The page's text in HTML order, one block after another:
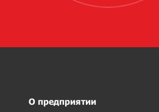
О предприятии